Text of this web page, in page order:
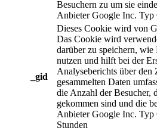
Besuchern zu um sie
Anbieter Google Inc. Typ
_gid
Dieses Cookie wird von
Das Cookie wird
darüber zu speichern, wie
nutzen und hilft bei der
Analyseberichts über den
gesammelten Daten
die Anzahl der Besucher,
gekommen sind und die
Anbieter Google Inc. Typ
Stunden